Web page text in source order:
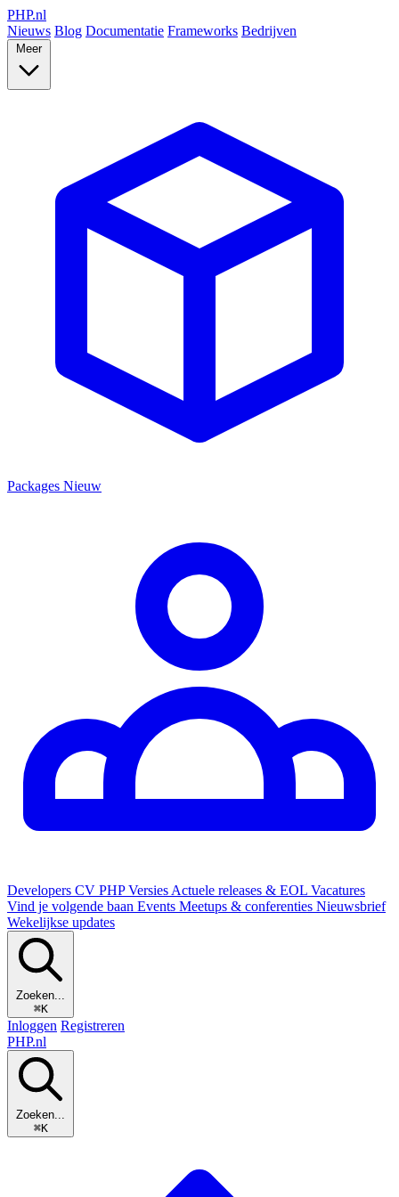
PHP.nl
Nieuws Blog Documentatie Frameworks Bedrijven
Meer
Packages Nieuw
Developers CV PHP Versies Actuele releases & EOL Vacatures
Vind je volgende baan Events Meetups & conferenties Nieuwsbrief
Wekelijkse updates
Zoeken...
⌘K
Inloggen Registreren
PHP.nl
Zoeken...
⌘K